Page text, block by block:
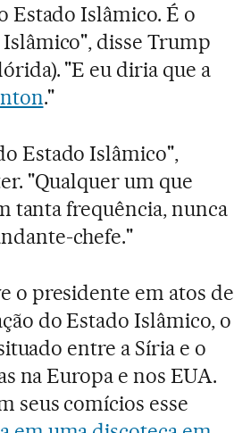
Estado Islâmico. É o
disse Trump
"E eu diria que a
."
Estado Islâmico",
"Qualquer um que
tanta frequência, nunca
chefe."
o presidente em atos de
do Estado Islâmico, o
entre a Síria e o
na Europa e nos EUA.
seus comícios esse